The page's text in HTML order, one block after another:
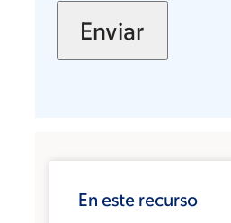
En este recurso